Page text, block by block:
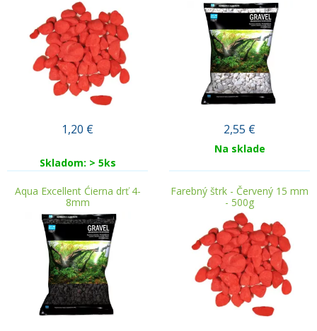
1,20 €
Skladom: > 5ks
2,55 €
Na sklade
Aqua Excellent Ćierna drť 4-
8mm
Farebný štrk - Červený 15 mm
- 500g